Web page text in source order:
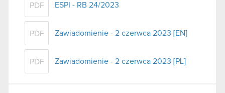
PDF ESPI - RB 24/2023
PDF Zawiadomienie - 2 czerwca 2023 [EN]
PDF Zawiadomienie - 2 czerwca 2023 [PL]